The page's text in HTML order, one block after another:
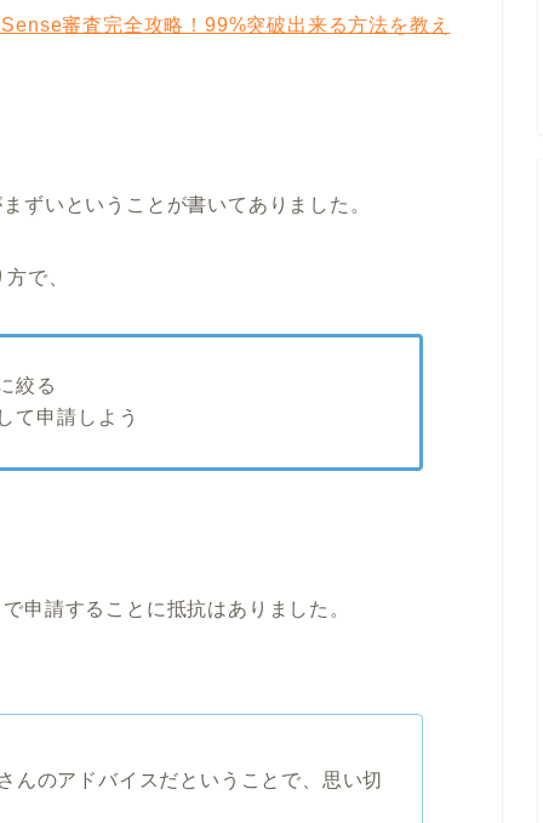
審査完全攻略！99%突破出来る方法を教え
ずいということが書いてありました。
で、
絞る
て申請しよう
申請することに抵抗はありました。
んのアドバイスだということで、思い切